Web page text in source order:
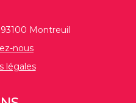
Montreuil
nous
légales